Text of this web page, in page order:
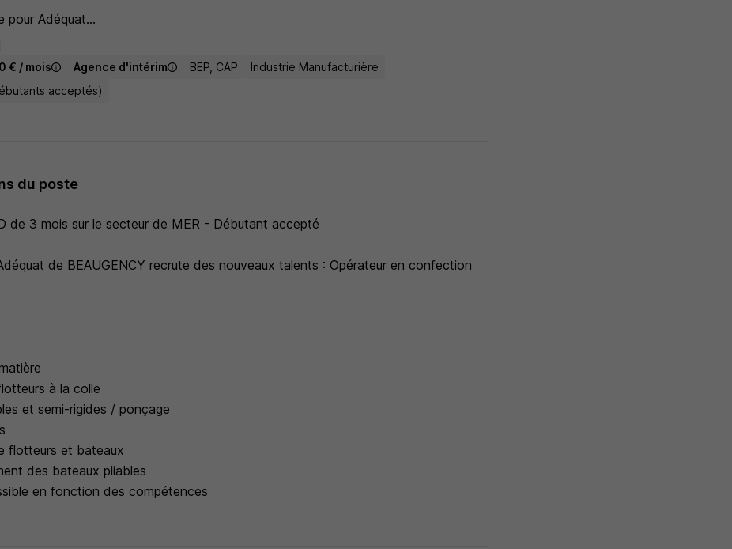
pour Adéquat...
€ / mois Agence d'intérim BEP, CAP
Industrie Manufacturière
acceptés)
du poste
de 3 mois sur le secteur de MER - Débutant accepté
de BEAUGENCY recrute des nouveaux talents : Opérateur en confection
à la colle
et semi-rigides / ponçage
flotteurs et bateaux
des bateaux pliables
en fonction des compétences